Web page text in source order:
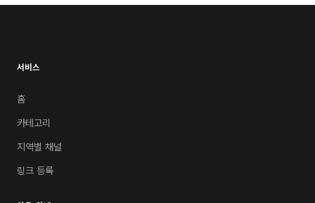
서비스
홈
카테고리
지역별 채널
링크 등록